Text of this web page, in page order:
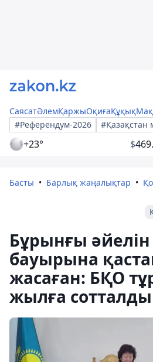
СаясатӘлемҚаржыОқиғаҚұқық
#Референдум-2026
+23° $
Басты Барлық жаңалықтар
Бұрынғы әйелін
бауырына
жасаған: БҚО
жылға сотталды